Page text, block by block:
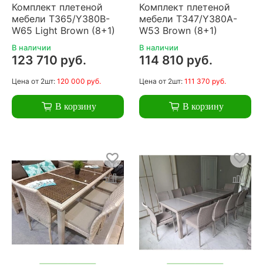
Комплект плетеной
мебели T365/Y380B-
W65 Light Brown (8+1)
В наличии
123 710 руб.
Цена от 2шт: 120 000 руб.
В корзину
Комплект плетеной
мебели T347/Y380A-
W53 Brown (8+1)
В наличии
114 810 руб.
Цена от 2шт: 111 370 руб.
В корзину